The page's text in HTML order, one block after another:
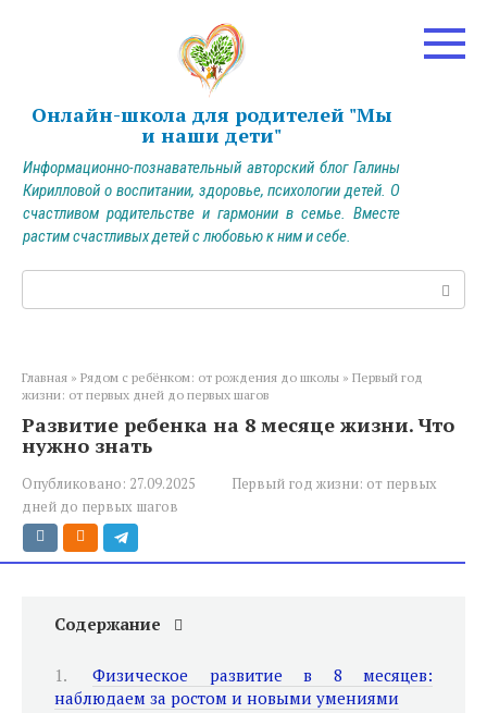
Онлайн-школа для родителей "Мы
и наши дети"
Информационно-познавательный авторский блог Галины
Кирилловой о воспитании, здоровье, психологии детей. О
счастливом родительстве и гармонии в семье. Вместе
растим счастливых детей с любовью к ним и себе.
Поиск:
Главная » Рядом с ребёнком: от рождения до школы » Первый год
жизни: от первых дней до первых шагов
Развитие ребенка на 8 месяце жизни. Что
нужно знать
Опубликовано: 27.09.2025
Первый год жизни: от первых
дней до первых шагов
Содержание
Физическое развитие в 8 месяцев:
наблюдаем за ростом и новыми умениями